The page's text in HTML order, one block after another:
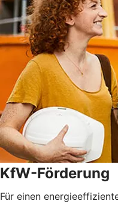
KfW-Förderung
Für einen